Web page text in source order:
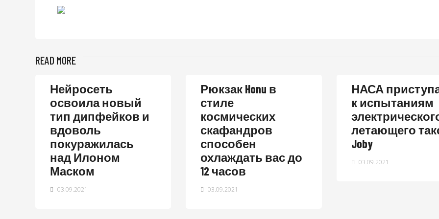
READ MORE
Нейросеть
освоила новый
тип дипфейков и
вдоволь
покуражилась
над Илоном
Маском
03.09.2021
Рюкзак Honu в
стиле
космических
скафандров
способен
охлаждать вас до
12 часов
03.09.2021
НАСА
к испытаниям
летающего
Joby
03.09.2021